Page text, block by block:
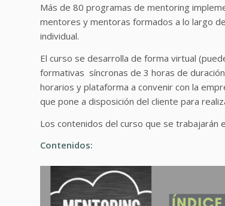
Más de 80 programas de mentoring
mentores y mentoras formados a lo largo
individual.
El curso se desarrolla de forma virtual
formativas síncronas de 3 horas de
horarios y plataforma a convenir con la
que pone a disposición del cliente para
Los contenidos del curso que se trabajarán
Contenidos: